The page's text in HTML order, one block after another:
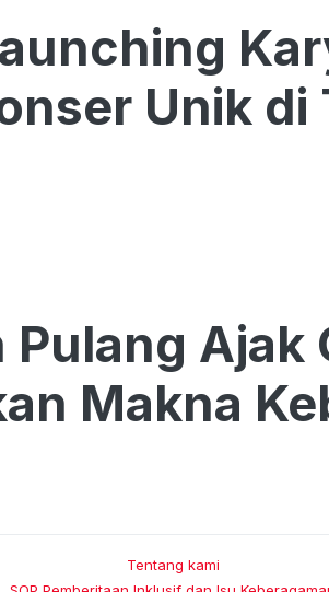
Unik di
Pulang Ajak
Makna
Tentang kami